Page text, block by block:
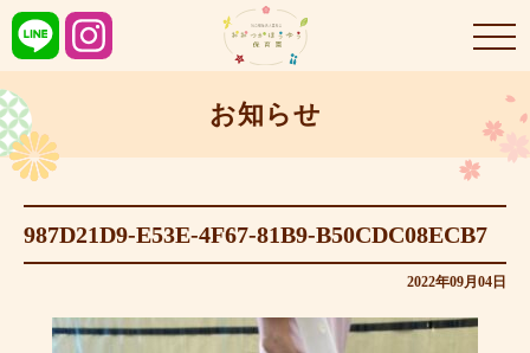
お知らせ
987D21D9-E53E-4F67-81B9-B50CDC08ECB7
2022年09月04日